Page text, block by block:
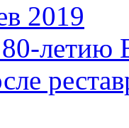
2019